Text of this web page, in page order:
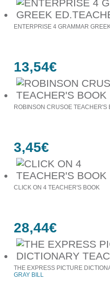
ENTERPRISE 4 GRAMMAR
13,54€
ROBINSON CRUSOE TEACHER'S
3,45€
CLICK ON 4 TEACHER'S BOOK
28,44€
THE EXPRESS PICTURE
GRAY BILL